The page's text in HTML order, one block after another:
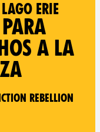
ERIE
A LA
Rebellion